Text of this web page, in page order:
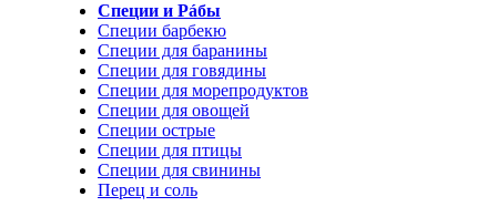
Специи и Рáбы
Специи барбекю
Специи для баранины
Специи для говядины
Специи для морепродуктов
Специи для овощей
Специи острые
Специи для птицы
Специи для свинины
Перец и соль